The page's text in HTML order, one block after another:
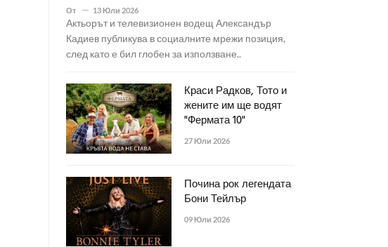
От 13 Юли 2026
Актьорът и телевизионен водещ Александър
Кадиев публикува в социалните мрежи позиция,
след като е бил глобен за използване..
Краси Радков, Тото и
жените им ще водят
"Фермата 10"
27 Юли 2026
Почина рок легендата
Бони Тейлър
09 Юли 2026